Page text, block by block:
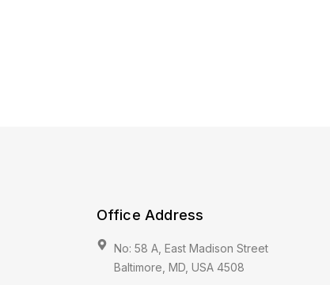
Office Address
No: 58 A, East Madison Street
Baltimore, MD, USA 4508